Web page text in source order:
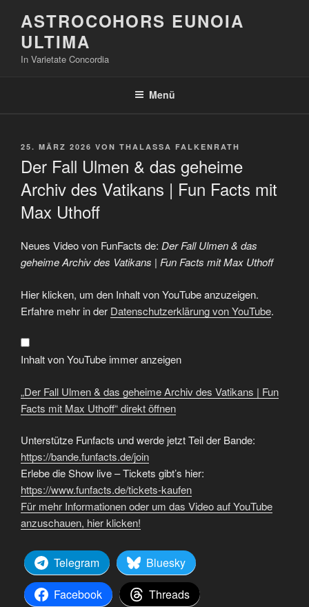
Inhalt
springen
ASTROCOHORS EUNOIA
ULTIMA
In Varietate Concordia
Menü
VERÖFFENTLICHT
25. MÄRZ 2026 VON THALASSA FALKENRATH
Der Fall Ulmen & das geheime
Archiv des Vatikans | Fun Facts mit
Max Uthoff
Neues Video von FunFacts de: Der Fall Ulmen & das
geheime Archiv des Vatikans | Fun Facts mit Max Uthoff
„Der
Fall
Ulmen
&
geheime
Archiv
des
Vatikans
Fun
Facts
mit
Max
von
YouTube
anzeigen
Hier klicken, um den Inhalt von YouTube anzuzeigen.
Erfahre mehr in der Datenschutzerklärung von YouTube.
Inhalt von YouTube immer anzeigen
„Der Fall Ulmen & das geheime Archiv des Vatikans | Fun
Facts mit Max Uthoff“ direkt öffnen
Unterstütze Funfacts und werde jetzt Teil der Bande:
https://bande.funfacts.de/join
Erlebe die Show live – Tickets gibt’s hier:
https://www.funfacts.de/tickets-kaufen
Für mehr Informationen oder um das Video auf YouTube
anzuschauen, hier klicken!
Telegram
Bluesky
Facebook
Threads